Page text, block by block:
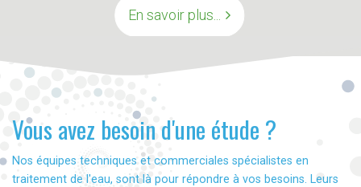
En savoir plus...
Vous avez besoin d'une étude ?
Nos équipes techniques et commerciales spécialistes en
traitement de l'eau, sont là pour répondre à vos besoins. Leurs